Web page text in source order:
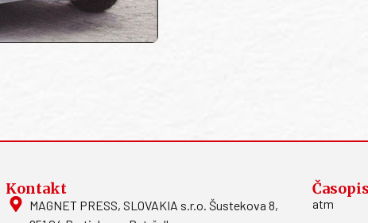
Kontakt
MAGNET PRESS, SLOVAKIA s.r.o. Šustekova 8,
atm